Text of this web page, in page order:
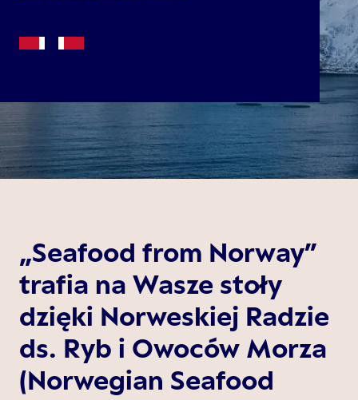
„Seafood from Norway”
trafia na Wasze stoły
dzięki Norweskiej Radzie
ds. Ryb i Owoców Morza
(Norwegian Seafood